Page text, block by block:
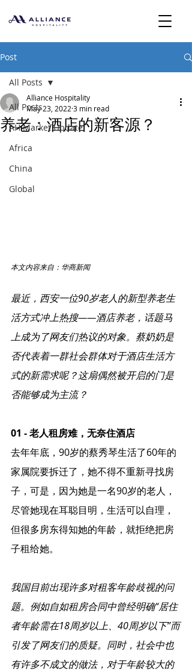
Post
All Posts
AH Market Update
Africa
China
Global
All Posts
养老：酒店的新客源？
Alliance Hospitality
May 23, 2022 3 min read
本文内容来自：华商新闻
最近，西安一位90岁老人的新型养老生
活方式冲上热搜——酒店养老，话题马
上成为了网友们热议的对象。蔡奶奶是
否代表着一群社会群体对于酒店生活方
式的新需求呢？这扇偶然被开启的门是
否能够成为主流？
01 - 老人租房难，无奈住酒店
去年年底，90岁的蔡秀琴生活了60年的
家属院要拆迁了，她不得不重新寻找房
子，可是，因为她是一名90岁的老人，
尽管她现在耳聪目明，生活可以自理，
但很多房东得知她的年龄，就拒绝把房
子租给她。
我国目前出现许多对租客年龄歧视的问
题。例如自如租房合同中曾经明确“居住
者年龄需在18周岁以上、40周岁以下”而
引发了网友们的质疑。同时，社会中也
有许多不成文的做法，对于年龄较大的